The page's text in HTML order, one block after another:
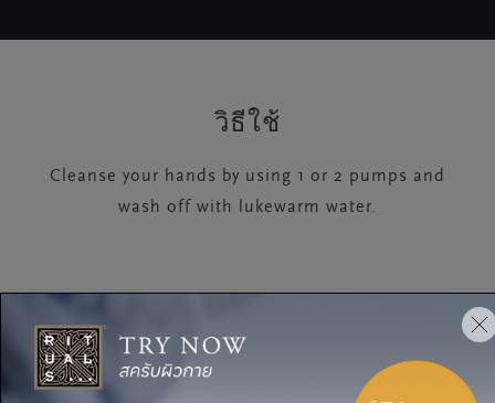
วิธีใช้
Cleanse your hands by using 1 or 2 pumps and
wash off with lukewarm water.